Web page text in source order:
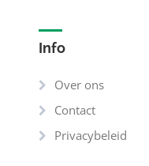
Info
Over ons
Contact
Privacybeleid